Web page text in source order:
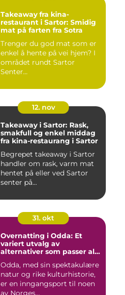
Takeaway fra kina-
restaurant i Sartor: Smidig
mat på farten fra Sotra
Trenger du god mat som er
enkel å hente på vei hjem? I
området rundt Sartor
Senter...
12. nov
Takeaway i Sartor: Rask,
smakfull og enkel middag
fra kina-restaurang i Sartor
Begrepet takeaway i Sartor
handler om rask, varm mat
hentet på eller ved Sartor
senter på...
31. okt
Overnatting i Odda: Et
variert utvalg av
alternativer som passer alle
Odda, med sin spektakulære
natur og rike kulturhistorie,
er en inngangsport til noen
av Norges...